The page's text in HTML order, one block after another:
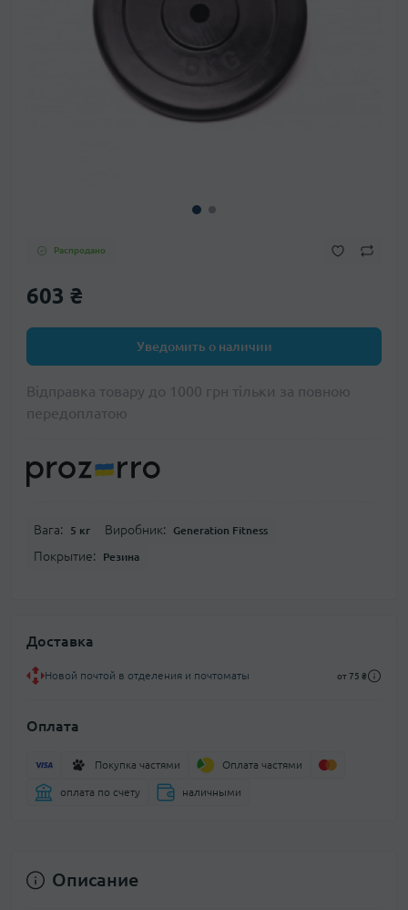
Распродано
603 ₴
Уведомить о наличии
Відправка товару до 1000 грн тільки за повною
передоплатою
Вага: 5 кг Виробник: Generation Fitness
Покрытие: Резина
Доставка
Новой почтой в отделения и почтоматы от 75 ₴
Оплата
Покупка частями Оплата частями
оплата по счету наличными
Описание